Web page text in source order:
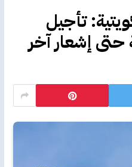
تأجيل
حتى إشعار آخر